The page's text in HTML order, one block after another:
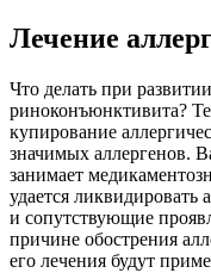
Лечение
Что делать при
риноконъюнктивита?
купирование
значимых аллергенов.
занимает
удается ликвидировать
и сопутствующие
причине обострения
его лечения будут